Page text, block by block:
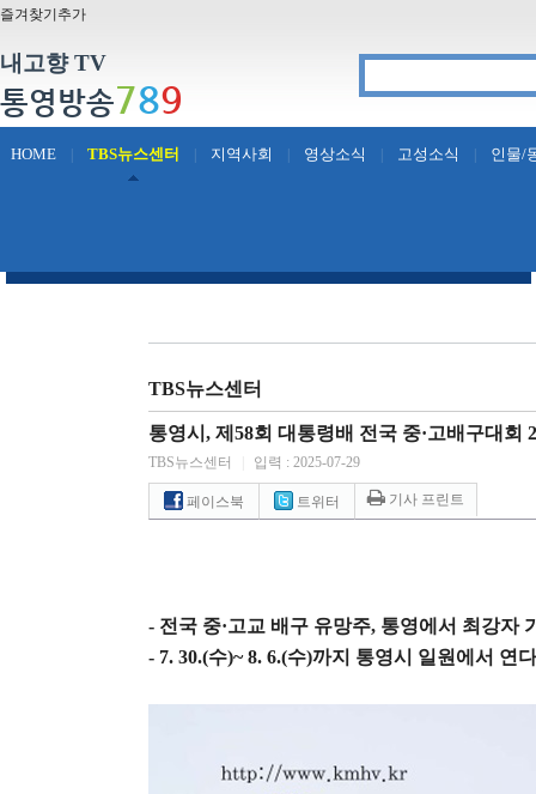
즐겨찾기추가
내고향 TV
통영방송789
HOME TBS뉴스센터 지역사회 영상소식 고성소식 인물/
TBS뉴스센터
통영시, 제58회 대통령배 전국 중·고배구대회
TBS뉴스센터 입력 : 2025-07-29
페이스북 트위터 기사 프린트
- 전국 중·고교 배구 유망주, 통영에서 최강자
- 7. 30.(수)~ 8. 6.(수)까지 통영시 일원에서 연다